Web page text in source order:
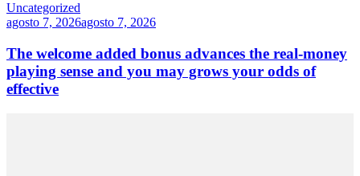
Uncategorized
agosto 7, 2026agosto 7, 2026
The welcome added bonus advances the real-money
playing sense and you may grows your odds of
effective